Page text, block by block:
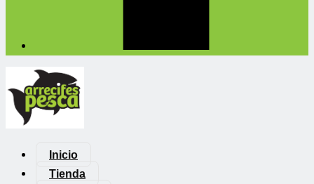
Inicio
Tienda